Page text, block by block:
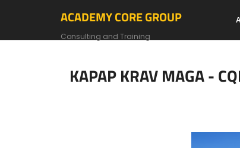
ACADEMY CORE GROUP
Consulting and Training
KAPAP KRAV MAGA -